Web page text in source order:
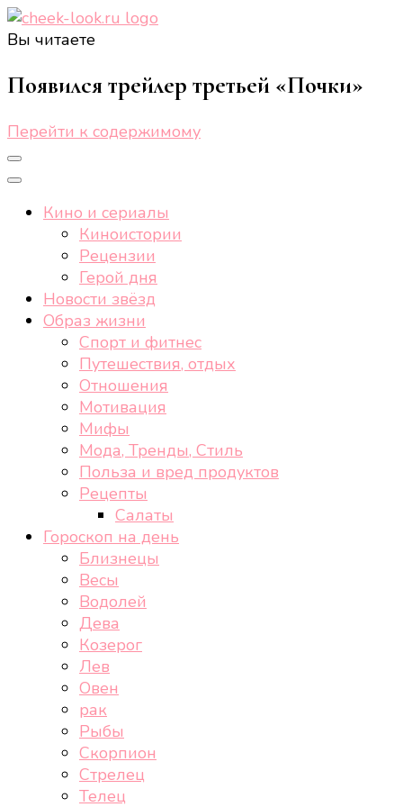
здоровом образе жизни, спорте, стиле, отдыхе и
еде.
Вы читаете
Появился трейлер третьей «Почки»
Перейти к содержимому
Кино и сериалы
Киноистории
Рецензии
Герой дня
Новости звёзд
Образ жизни
Спорт и фитнес
Путешествия, отдых
Отношения
Мотивация
Мифы
Мода, Тренды, Стиль
Польза и вред продуктов
Рецепты
Салаты
Гороскоп на день
Близнецы
Весы
Водолей
Дева
Козерог
Лев
Овен
рак
Рыбы
Скорпион
Стрелец
Телец